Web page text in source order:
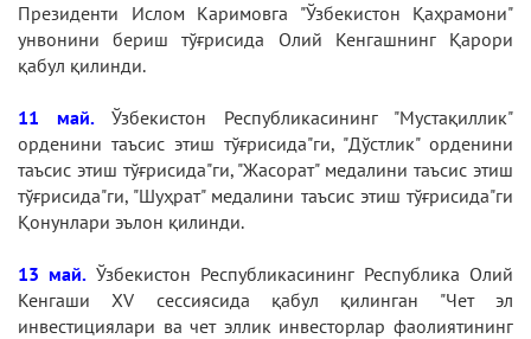
Президенти Ислом Каримовга "Ўзбекистон Қаҳрамони"
унвонини бериш тўғрисида Олий Кенгашнинг Қарори
қабул қилинди.
11 май.Ўзбекистон Республикасининг "Мустақиллик"
орденини таъсис этиш тўғрисида"ги, "Дўстлик" орденини
таъсис этиш тўғрисида"ги, "Жасорат" медалини таъсис этиш
тўғрисида"ги, "Шуҳрат" медалини таъсис этиш тўғрисида"ги
Қонунлари эълон қилинди.
13 май. Ўзбекистон Республикасининг Республика Олий
Кенгаши ХV сессиясида қабул қилинган "Чет эл
инвестициялари ва чет эллик инвесторлар фаолиятининг